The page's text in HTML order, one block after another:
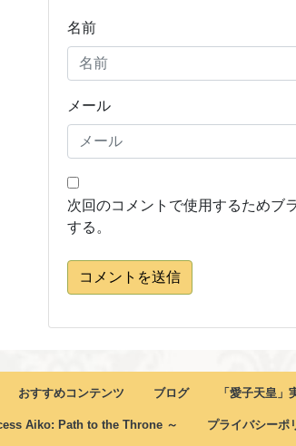
名前
メール
次回のコメントで使用するためブ
する。
コメントを送信
おすすめコンテンツ ブログ 「愛子天皇」
Aiko: Path to the Throne ～ プライバシーポ